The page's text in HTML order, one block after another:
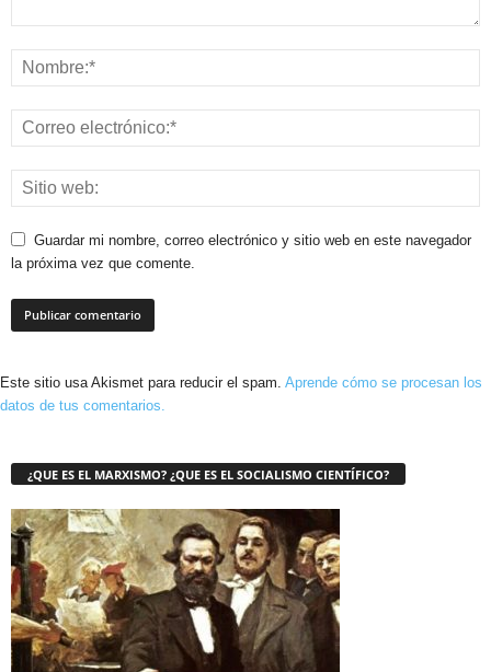
Guardar mi nombre, correo electrónico y sitio web en este navegador
la próxima vez que comente.
Este sitio usa Akismet para reducir el spam. Aprende cómo se procesan los
datos de tus comentarios.
¿QUE ES EL MARXISMO? ¿QUE ES EL SOCIALISMO CIENTÍFICO?